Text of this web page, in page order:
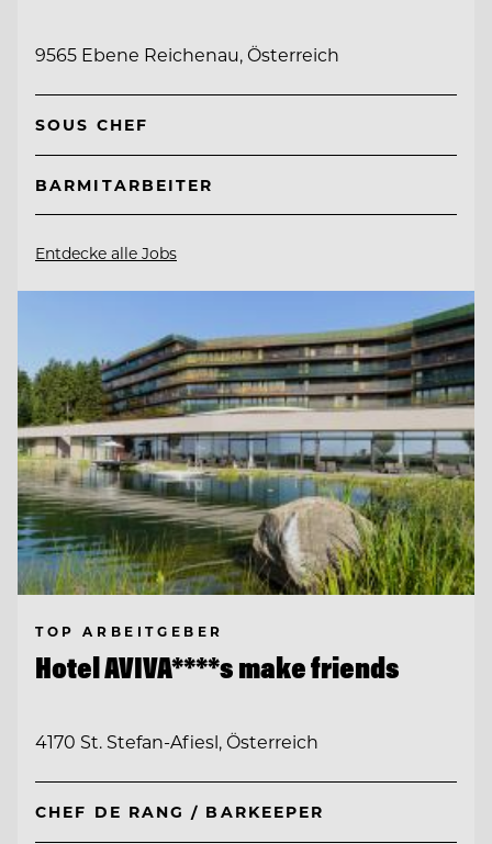
9565 Ebene Reichenau, Österreich
SOUS CHEF
BARMITARBEITER
Entdecke alle Jobs
TOP ARBEITGEBER
Hotel AVIVA****s make friends
4170 St. Stefan-Afiesl, Österreich
CHEF DE RANG / BARKEEPER